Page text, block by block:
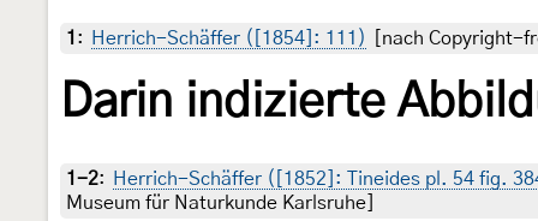
1 : Herrich-Schäffer ([1854]: 111) [nach Copyright-
Darin indizierte
1-2:
Herrich-Schäffer ([1852]: Tineides pl. 54 fig.
Museum für Naturkunde Karlsruhe]